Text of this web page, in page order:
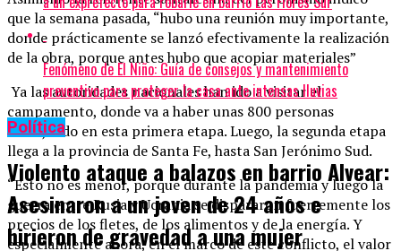
que la semana pasada, “hubo una reunión muy importante,
donde prácticamente se lanzó efectivamente la realización
de la obra, porque antes hubo que acopiar materiales”
Ya las autoridades nacionales han ido a visitar el
campamento, donde va a haber unas 800 personas
trabajando en esta primera etapa. Luego, la segunda etapa
llega a la provincia de Santa Fe, hasta San Jerónimo Sud.
“Esto no es menor, porque durante la pandemia y luego la
guerra entre Rusia y Ucrania se dispararon fuertemente los
precios de los fletes, de los alimentos y de la energía. Y
especialmente ahora, en el marco de este conflicto, el valor
Fenómeno de El Niño: Guía de consejos y mantenimiento
preventivo para proteger la casa ante intensas lluvias
Política
Violento ataque a balazos en barrio Alvear:
Asesinaron a un joven de 24 años e
hirieron de gravedad a una mujer